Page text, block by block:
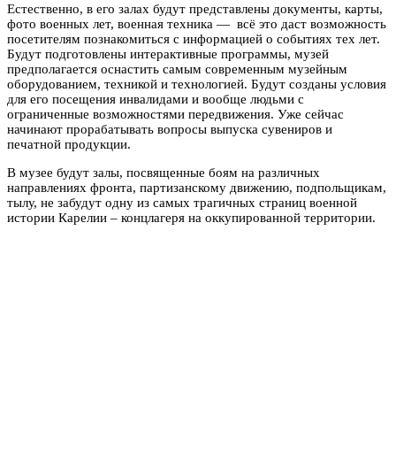
Естественно, в его залах будут представлены документы, карты,
фото военных лет, военная техника — всё это даст возможность
посетителям познакомиться с информацией о событиях тех лет.
Будут подготовлены интерактивные программы, музей
предполагается оснастить самым современным музейным
оборудованием, техникой и технологией. Будут созданы условия
для его посещения инвалидами и вообще людьми с
ограниченные возможностями передвижения. Уже сейчас
начинают прорабатывать вопросы выпуска сувениров и
печатной продукции.
В музее будут залы, посвященные боям на различных
направлениях фронта, партизанскому движению, подпольщикам,
тылу, не забудут одну из самых трагичных страниц военной
истории Карелии – концлагеря на оккупированной территории.